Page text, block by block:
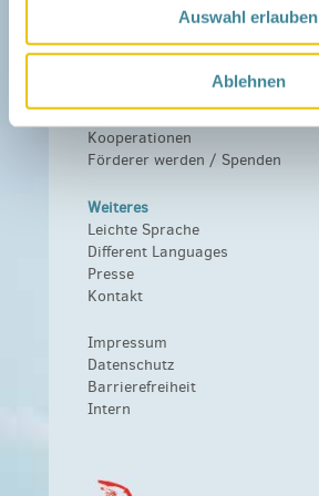
Auswahl erlauben
Ablehnen
Leitbild
Träger und Förderer
Kooperationen
Förderer werden / Spenden
Weiteres
Leichte Sprache
Different Languages
Presse
Kontakt
Impressum
Datenschutz
Barrierefreiheit
Intern